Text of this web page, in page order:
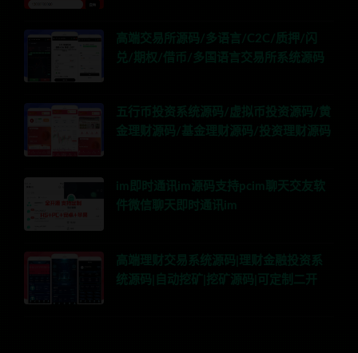
高端交易所源码/多语言/C2C/质押/闪
兑/期权/借币/多国语言交易所系统源码
五行币投资系统源码/虚拟币投资源码/黄
金理财源码/基金理财源码/投资理财源码
im即时通讯im源码支持pcim聊天交友软
件微信聊天即时通讯im
高端理财交易系统源码|理财金融投资系
统源码|自动挖矿|挖矿源码|可定制二开